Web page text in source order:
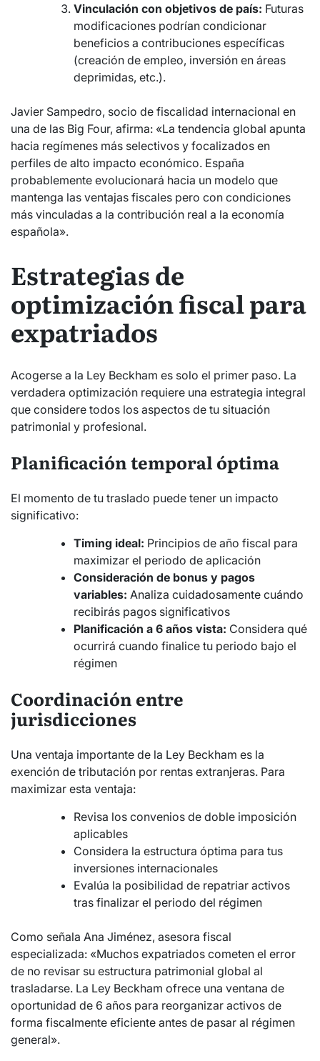
Vinculación con objetivos de país: Futuras
modificaciones podrían condicionar
beneficios a contribuciones específicas
(creación de empleo, inversión en áreas
deprimidas, etc.).
Javier Sampedro, socio de fiscalidad internacional en
una de las Big Four, afirma: «La tendencia global apunta
hacia regímenes más selectivos y focalizados en
perfiles de alto impacto económico. España
probablemente evolucionará hacia un modelo que
mantenga las ventajas fiscales pero con condiciones
más vinculadas a la contribución real a la economía
española».
Estrategias de
optimización fiscal para
expatriados
Acogerse a la Ley Beckham es solo el primer paso. La
verdadera optimización requiere una estrategia integral
que considere todos los aspectos de tu situación
patrimonial y profesional.
Planificación temporal óptima
El momento de tu traslado puede tener un impacto
significativo:
Timing ideal: Principios de año fiscal para
maximizar el periodo de aplicación
Consideración de bonus y pagos
variables: Analiza cuidadosamente cuándo
recibirás pagos significativos
Planificación a 6 años vista: Considera qué
ocurrirá cuando finalice tu periodo bajo el
régimen
Coordinación entre
jurisdicciones
Una ventaja importante de la Ley Beckham es la
exención de tributación por rentas extranjeras. Para
maximizar esta ventaja:
Revisa los convenios de doble imposición
aplicables
Considera la estructura óptima para tus
inversiones internacionales
Evalúa la posibilidad de repatriar activos
tras finalizar el periodo del régimen
Como señala Ana Jiménez, asesora fiscal
especializada: «Muchos expatriados cometen el error
de no revisar su estructura patrimonial global al
trasladarse. La Ley Beckham ofrece una ventana de
oportunidad de 6 años para reorganizar activos de
forma fiscalmente eficiente antes de pasar al régimen
general».